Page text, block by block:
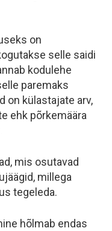
on
selle saidi
kodulehe
paremaks
on külastajate arv,
ehk põrkemäära
mis osutavad
millega
tegeleda.
hõlmab endas